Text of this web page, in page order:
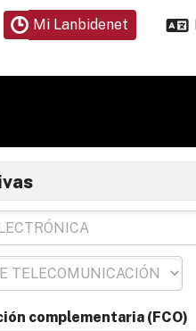
Mi Lanbidenet
complementaria (FCO)